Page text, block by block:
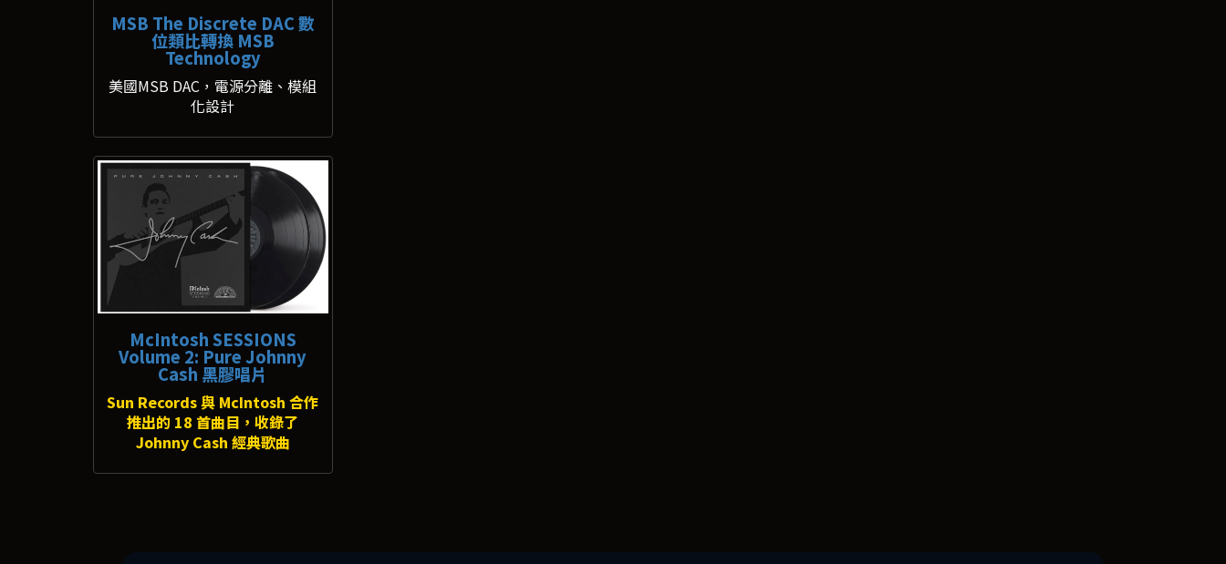
MSB The Discrete DAC 數
位類比轉換 MSB
Technology
美國MSB DAC，電源分離、模組
化設計
McIntosh SESSIONS
Volume 2: Pure Johnny
Cash 黑膠唱片
Sun Records 與 McIntosh 合作
推出的 18 首曲目，收錄了
Johnny Cash 經典歌曲